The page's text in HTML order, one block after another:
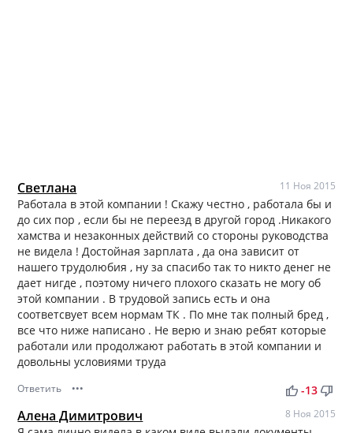
Светлана 11 Ноя 2015
Работала в этой компании ! Скажу честно , работала бы и
до сих пор , если бы не переезд в другой город .Никакого
хамства и незаконных действий со стороны руководства
не видела ! Достойная зарплата , да она зависит от
нашего трудолюбия , ну за спасибо так то никто денег не
дает нигде , поэтому ничего плохого сказать не могу об
этой компании . В трудовой запись есть и она
соответсвует всем нормам ТК . По мне так полный бред ,
все что ниже написано . Не верю и знаю ребят которые
работали или продолжают работать в этой компании и
довольны условиями труда
Ответить ••• thumb_up thumb_down
-13
Алена Димитрович 8 Ноя 2015